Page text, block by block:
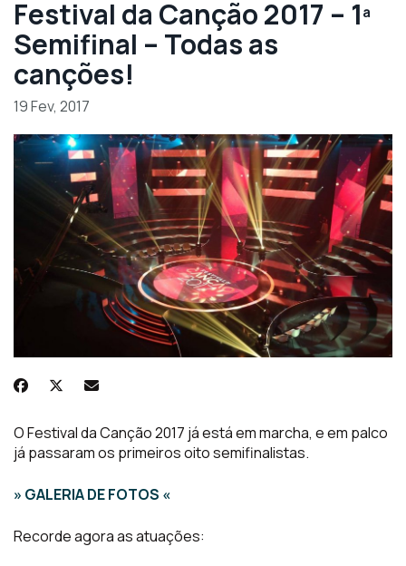
Festival da Canção 2017 – 1ª
Semifinal – Todas as
canções!
19 Fev, 2017
O Festival da Canção 2017 já está em marcha, e em palco
já passaram os primeiros oito semifinalistas.
» GALERIA DE FOTOS «
Recorde agora as atuações: